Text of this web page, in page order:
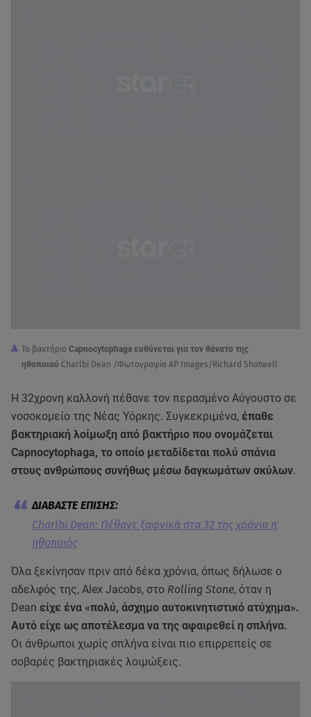
Το βακτήριο Capnocytophaga ευθύνεται για τον θάνατο της
ηθοποιού Charlbi Dean /Φωτογραφία AP Images/Richard Shotwell
Η 32χρονη καλλονή πέθανε τον περασμένο Αύγουστο σε
νοσοκομείο της Νέας Υόρκης. Συγκεκριμένα, έπαθε
βακτηριακή λοίμωξη από βακτήριο που ονομάζεται
Capnocytophaga, το οποίο μεταδίδεται πολύ σπάνια
στους ανθρώπους συνήθως μέσω δαγκωμάτων σκύλων.
Charlbi Dean: Πέθανε ξαφνικά στα 32 της χρόνια η
ηθοποιός
Όλα ξεκίνησαν πριν από δέκα χρόνια, όπως δήλωσε ο
αδελφός της, Alex Jacobs, στο Rolling Stone, όταν η
Dean είχε ένα «πολύ, άσχημο αυτοκινητιστικό ατύχημα».
Αυτό είχε ως αποτέλεσμα να της αφαιρεθεί η σπλήνα.
Οι άνθρωποι χωρίς σπλήνα είναι πιο επιρρεπείς σε
σοβαρές βακτηριακές λοιμώξεις.